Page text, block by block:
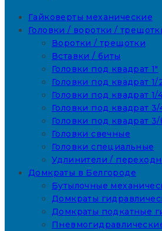
Гайковерты механические
Головки / воротки /
Воротки / трещотки
Вставки / биты
Головки под квадрат 1"
Головки под квадрат 1/
Головки под квадрат 1/
Головки под квадрат 3/
Головки под квадрат 3/
Головки свечные
Головки специальные
Удлинители /
Домкраты в Белгороде
Бутылочные
Домкраты
Домкраты подкатные